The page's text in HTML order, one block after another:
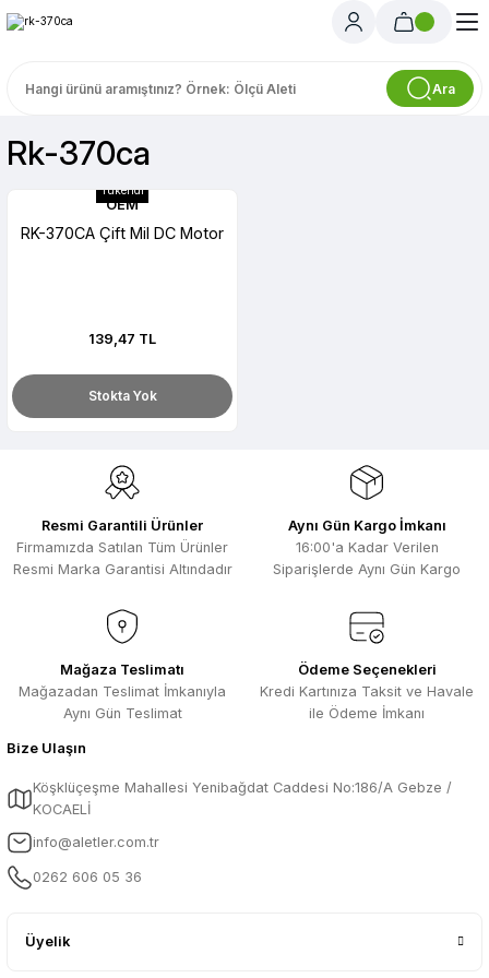
Ara
Rk-370ca
Tükendi
OEM
RK-370CA Çift Mil DC Motor
139,47 TL
Stokta Yok
Resmi Garantili Ürünler
Firmamızda Satılan Tüm Ürünler
Resmi Marka Garantisi Altındadır
Aynı Gün Kargo İmkanı
16:00'a Kadar Verilen
Siparişlerde Aynı Gün Kargo
Mağaza Teslimatı
Mağazadan Teslimat İmkanıyla
Aynı Gün Teslimat
Ödeme Seçenekleri
Kredi Kartınıza Taksit ve Havale
ile Ödeme İmkanı
Bize Ulaşın
Köşklüçeşme Mahallesi Yenibağdat Caddesi No:186/A Gebze /
KOCAELİ
info@aletler.com.tr
0262 606 05 36
Üyelik